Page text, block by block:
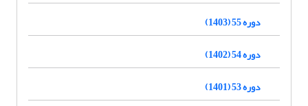
دوره 55 (1403)
دوره 54 (1402)
دوره 53 (1401)